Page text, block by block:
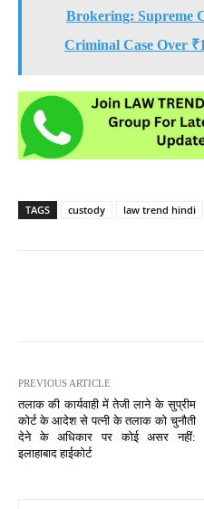
Brokering: Supreme
Criminal Case Over
TAGS custody law trend hindi
PREVIOUS ARTICLE
तलाक की कार्यवाही में तेजी लाने के सुप्रीम
कोर्ट के आदेश से पत्नी के तलाक को चुनौती
देने के अधिकार पर कोई असर नहीं:
इलाहाबाद हाईकोर्ट